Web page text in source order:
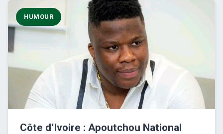
HUMOUR
Côte d’Ivoire : Apoutchou National